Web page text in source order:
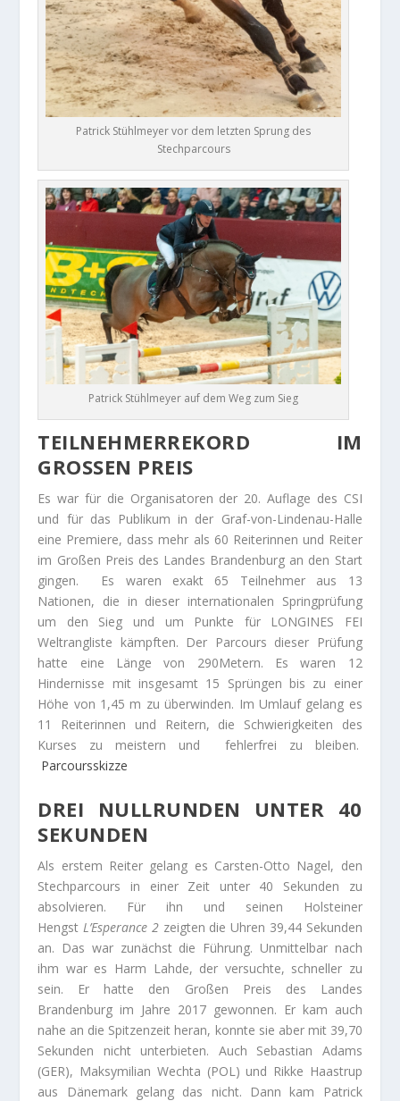
Patrick Stühlmeyer vor dem letzten Sprung des
Stechparcours
Patrick Stühlmeyer auf dem Weg zum Sieg
TEILNEHMERREKORD IM
GROSSEN PREIS
Es war für die Organisatoren der 20. Auflage des CSI
und für das Publikum in der Graf-von-Lindenau-Halle
eine Premiere, dass mehr als 60 Reiterinnen und Reiter
im Großen Preis des Landes Brandenburg an den Start
gingen. Es waren exakt 65 Teilnehmer aus 13
Nationen, die in dieser internationalen Springprüfung
um den Sieg und um Punkte für LONGINES FEI
Weltrangliste kämpften. Der Parcours dieser Prüfung
hatte eine Länge von 290Metern. Es waren 12
Hindernisse mit insgesamt 15 Sprüngen bis zu einer
Höhe von 1,45 m zu überwinden. Im Umlauf gelang es
11 Reiterinnen und Reitern, die Schwierigkeiten des
Kurses zu meistern und fehlerfrei zu bleiben.
Parcoursskizze
DREI NULLRUNDEN UNTER 40
SEKUNDEN
Als erstem Reiter gelang es Carsten-Otto Nagel, den
Stechparcours in einer Zeit unter 40 Sekunden zu
absolvieren. Für ihn und seinen Holsteiner
HengstL’Esperance 2 zeigten die Uhren 39,44 Sekunden
an. Das war zunächst die Führung. Unmittelbar nach
ihm war es Harm Lahde, der versuchte, schneller zu
sein. Er hatte den Großen Preis des Landes
Brandenburg im Jahre 2017 gewonnen. Er kam auch
nahe an die Spitzenzeit heran, konnte sie aber mit 39,70
Sekunden nicht unterbieten. Auch Sebastian Adams
(GER), Maksymilian Wechta (POL) und Rikke Haastrup
aus Dänemark gelang das nicht. Dann kam Patrick